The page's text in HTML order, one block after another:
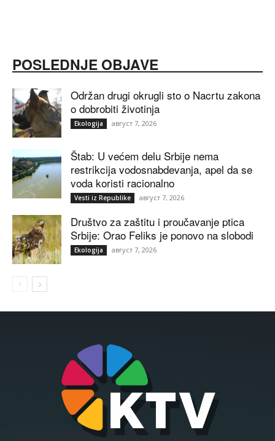
POSLEDNJE OBJAVE
Održan drugi okrugli sto o Nacrtu zakona
o dobrobiti životinja
Ekologija август 7, 2026
Štab: U većem delu Srbije nema
restrikcija vodosnabdevanja, apel da se
voda koristi racionalno
Vesti iz Republike август 7, 2026
Društvo za zaštitu i proučavanje ptica
Srbije: Orao Feliks je ponovo na slobodi
Ekologija август 7, 2026